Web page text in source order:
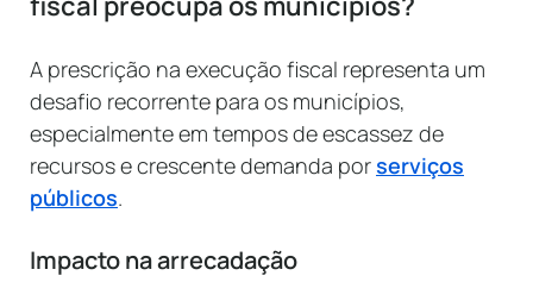
A prescrição na execução fiscal representa um
desafio recorrente para os municípios,
especialmente em tempos de escassez de
recursos e crescente demanda porserviços
públicos.
Impacto na arrecadação